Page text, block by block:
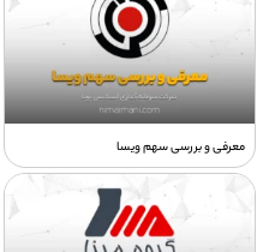
معرفی و بررسی سهم ويسا